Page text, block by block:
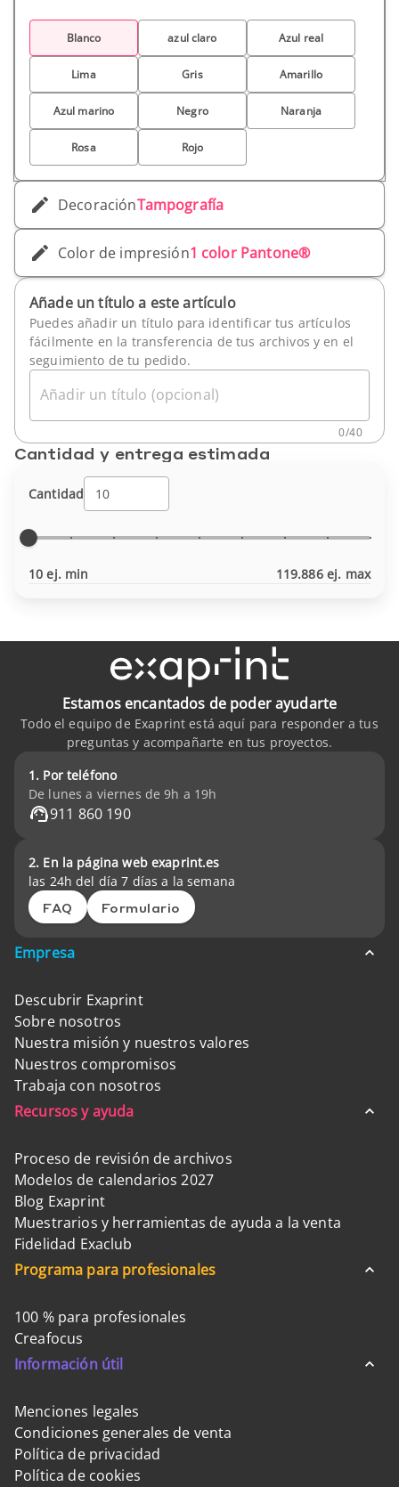
Blanco azul claro Azul real
Lima Gris Amarillo
Azul marino Negro Naranja
Rosa Rojo
DecoraciónTampografía
Color de impresión1 color Pantone®
Añade un título a este artículo
Puedes añadir un título para identificar tus artículos
fácilmente en la transferencia de tus archivos y en el
seguimiento de tu pedido.
Añadir un título (opcional)
0/40
Cantidad y entrega estimada
Cantidad
10 ej. min 119.886 ej. max
Estamos encantados de poder ayudarte
Todo el equipo de Exaprint está aquí para responder a tus
preguntas y acompañarte en tus proyectos.
1. Por teléfono
De lunes a viernes de 9h a 19h
911 860 190
2. En la página web exaprint.es
las 24h del día 7 días a la semana
FAQ Formulario
Empresa
Descubrir Exaprint
Sobre nosotros
Nuestra misión y nuestros valores
Nuestros compromisos
Trabaja con nosotros
Recursos y ayuda
Proceso de revisión de archivos
Modelos de calendarios 2027
Blog Exaprint
Muestrarios y herramientas de ayuda a la venta
Fidelidad Exaclub
Programa para profesionales
100 % para profesionales
Creafocus
Información útil
Menciones legales
Condiciones generales de venta
Política de privacidad
Política de cookies